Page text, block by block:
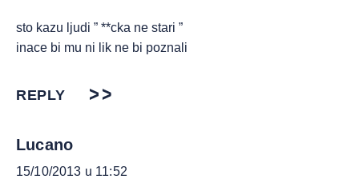
sto kazu ljudi ” **cka ne stari ”
inace bi mu ni lik ne bi poznali
REPLY
Lucano
15/10/2013 u 11:52